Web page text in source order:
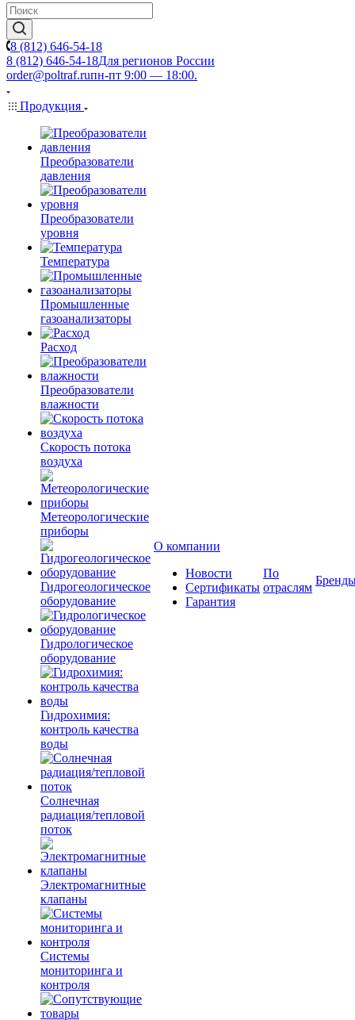
8 (812) 646-54-18
8 (812) 646-54-18Для регионов России
order@poltraf.ruпн-пт 9:00 — 18:00.
Продукция
Преобразователи
давления
Преобразователи
уровня
Температура
Промышленные
газоанализаторы
Расход
Преобразователи
влажности
Скорость потока
воздуха
Метеорологические
приборы
Гидрогеологическое
оборудование
Гидрологическое
оборудование
Гидрохимия:
контроль качества
воды
Солнечная
радиация/тепловой
поток
Электромагнитные
клапаны
Системы
мониторинга и
контроля
О компании
Новости
Сертификаты
Гарантия
По
отраслям